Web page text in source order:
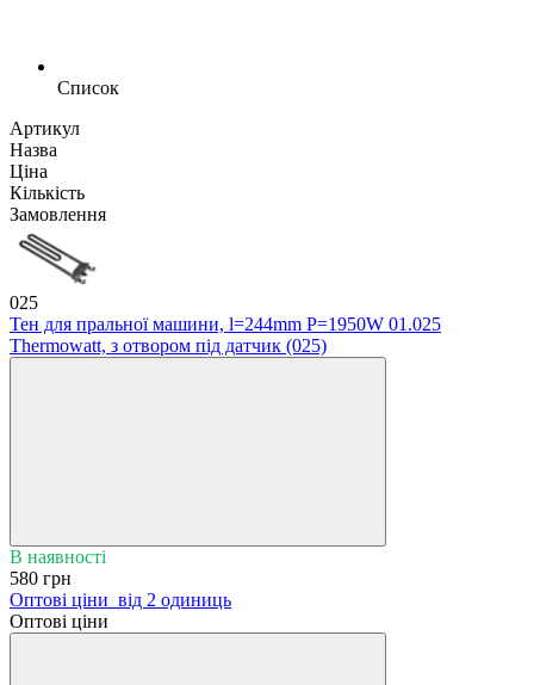
Список
Артикул
Назва
Ціна
Кількість
Замовлення
025
Тен для пральної машини, l=244mm P=1950W 01.025
Thermowatt, з отвором під датчик (025)
В наявності
580 грн
Оптові ціни від 2 одиниць
Оптові ціни